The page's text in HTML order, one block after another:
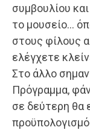
συμβουλίου
το μουσείο…
στους φίλους
ελέγχετε
Στο άλλο
Πρόγραμμα,
σε δεύτερη θα